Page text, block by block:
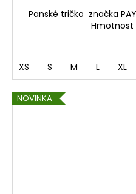
Panské tričko značka
Hmotnost
XS S M L XL
NOVINKA